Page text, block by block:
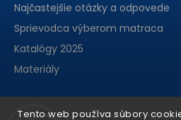
Tento web používa súbory
Najčastejšie otázky a odpovede
Sprievodca výberom matraca
Katalógy 2025
Materiály